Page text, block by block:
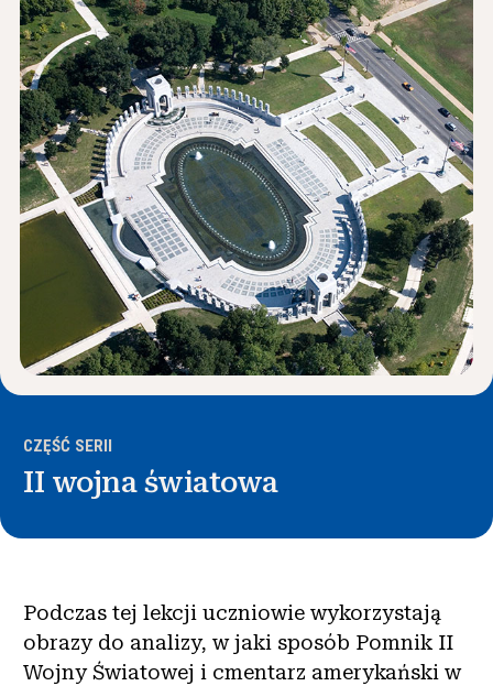
Wiadomości i wydarzenia
O NHD®
Zaangażować się
CZĘŚĆ SERII
II wojna światowa
Podczas tej lekcji uczniowie wykorzystają
obrazy do analizy, w jaki sposób Pomnik II
Wojny Światowej i cmentarz amerykański w